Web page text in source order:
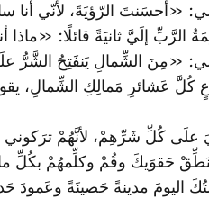
«أحسَنتَ الرّؤيَةَ، لأنّي أنا
الرَّبِّ إلَيَّ ثانيَةً قائلًا:
«مِنَ الشِّمالِ يَنفَتِحُ الشَّرُّ
كُلَّ عَشائرِ مَمالِكِ الشِّمالِ،
علَى كُلِّ شَرِّهِمْ، لأنَّهُمْ ترَكوني
حَقوَيكَ وقُمْ وكلِّمهُمْ بكُلِّ ما
اليومَ مدينةً حَصينَةً